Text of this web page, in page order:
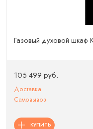
Газовый духовой шкаф
105 499 руб.
Доставка
Самовывоз
КУПИТЬ